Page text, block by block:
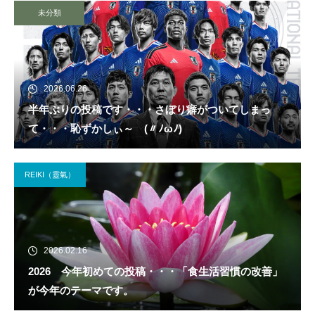
未分類
2026.06.26
半年ぶりの投稿です・・・さぼり癖がついてしまっ
て・・・恥ずかしぃ～ (〃ﾉωﾉ)
REIKI（靈氣）
2026.02.16
2026 今年初めての投稿・・・「食生活習慣の改善」
が今年のテーマです。